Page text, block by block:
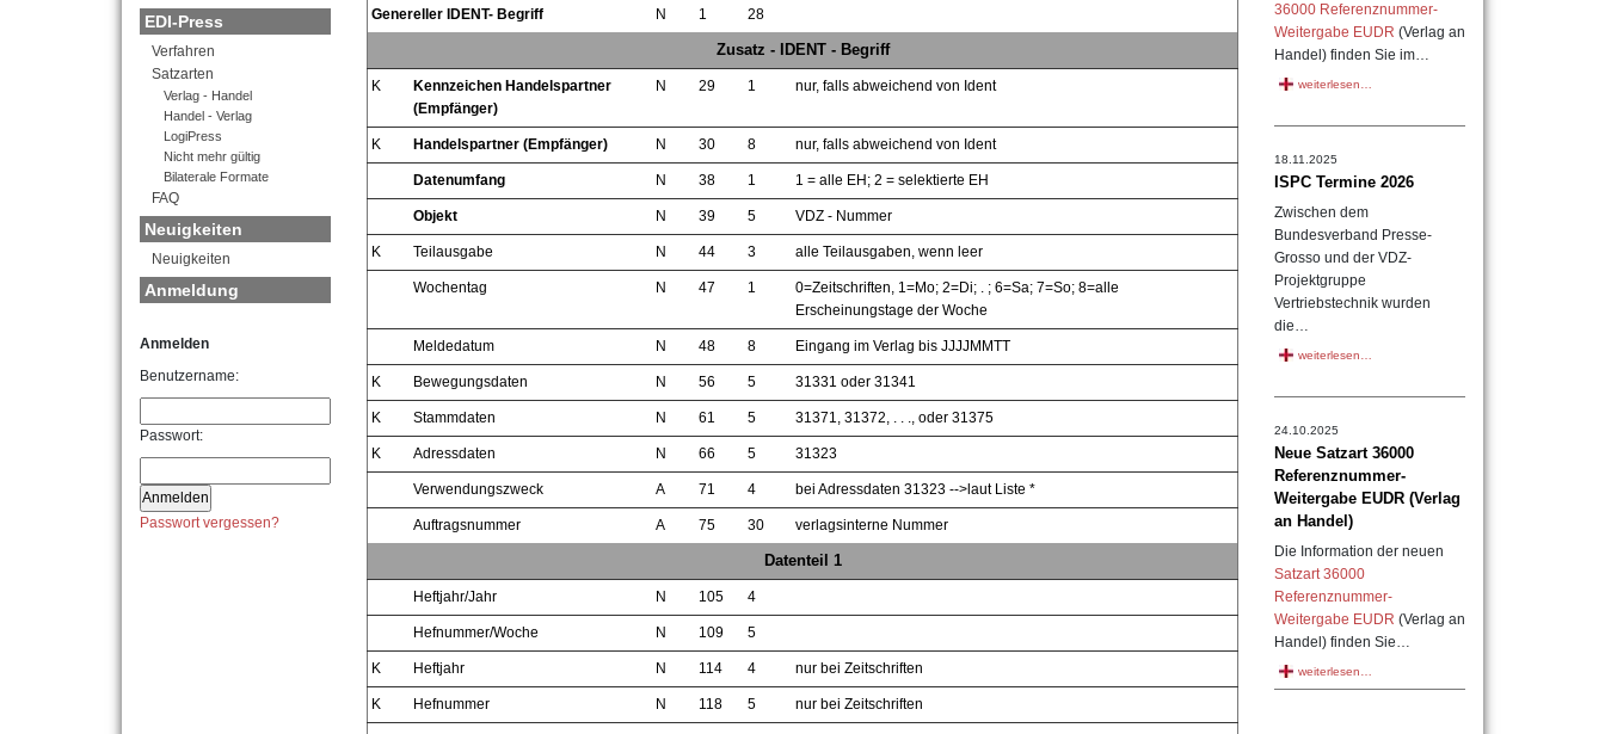
EDI-Press
Verfahren
Satzarten
Verlag - Handel
Handel - Verlag
LogiPress
Nicht mehr gültig
Bilaterale Formate
FAQ
Neuigkeiten
Neuigkeiten
Anmeldung
Anmelden
Benutzername:
Passwort:
Passwort vergessen?
Genereller IDENT- Begriff N 1 28
Zusatz - IDENT - Begriff
K
Kennzeichen Handelspartner
(Empfänger)
N 29 1 nur, falls abweichend von Ident
K Handelspartner (Empfänger) N 30 8 nur, falls abweichend von Ident
Datenumfang N 38 1 1 = alle EH; 2 = selektierte EH
Objekt N 39 5 VDZ - Nummer
K Teilausgabe N 44 3 alle Teilausgaben, wenn leer
Wochentag N 47 1
0=Zeitschriften, 1=Mo; 2=Di; . ; 6=Sa; 7=So; 8=alle
Erscheinungstage der Woche
Meldedatum N 48 8 Eingang im Verlag bis JJJJMMTT
K Bewegungsdaten N 56 5 31331 oder 31341
K Stammdaten N 61 5 31371, 31372, . . ., oder 31375
K Adressdaten N 66 5 31323
Verwendungszweck A 71 4 bei Adressdaten 31323 -->laut Liste *
Auftragsnummer A 75 30 verlagsinterne Nummer
Datenteil 1
Heftjahr/Jahr N 105 4
Hefnummer/Woche N 109 5
K Heftjahr N 114 4 nur bei Zeitschriften
K Hefnummer N 118 5 nur bei Zeitschriften
36000 Referenznummer-
Weitergabe EUDR (Verlag an
Handel) finden Sie im…
weiterlesen…
18.11.2025
ISPC Termine 2026
Zwischen dem
Bundesverband Presse-
Grosso und der VDZ-
Projektgruppe
Vertriebstechnik wurden
die…
weiterlesen…
24.10.2025
Neue Satzart 36000
Referenznummer-
Weitergabe EUDR (Verlag
an Handel)
Die Information der neuen
Satzart 36000
Referenznummer-
Weitergabe EUDR (Verlag an
Handel) finden Sie…
weiterlesen…